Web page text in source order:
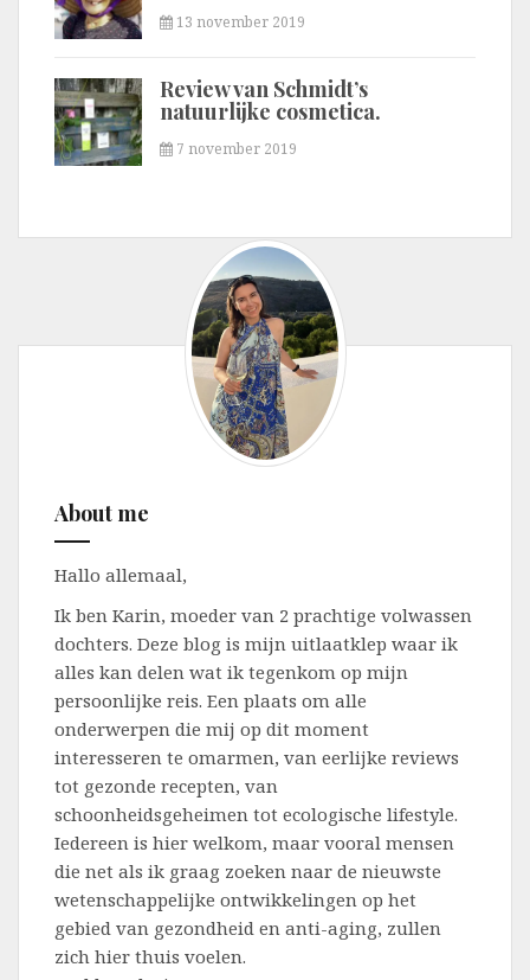
13 november 2019
Review van Schmidt’s
natuurlijke cosmetica.
7 november 2019
About me
Hallo allemaal,
Ik ben Karin, moeder van 2 prachtige volwassen
dochters. Deze blog is mijn uitlaatklep waar ik
alles kan delen wat ik tegenkom op mijn
persoonlijke reis. Een plaats om alle
onderwerpen die mij op dit moment
interesseren te omarmen, van eerlijke reviews
tot gezonde recepten, van
schoonheidsgeheimen tot ecologische lifestyle.
Iedereen is hier welkom, maar vooral mensen
die net als ik graag zoeken naar de nieuwste
wetenschappelijke ontwikkelingen op het
gebied van gezondheid en anti-aging, zullen
zich hier thuis voelen.